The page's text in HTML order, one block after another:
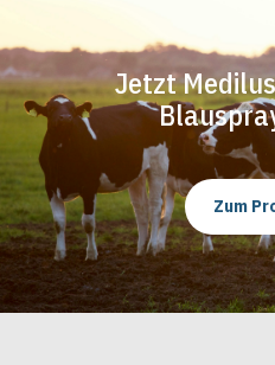
Jetzt
Zum